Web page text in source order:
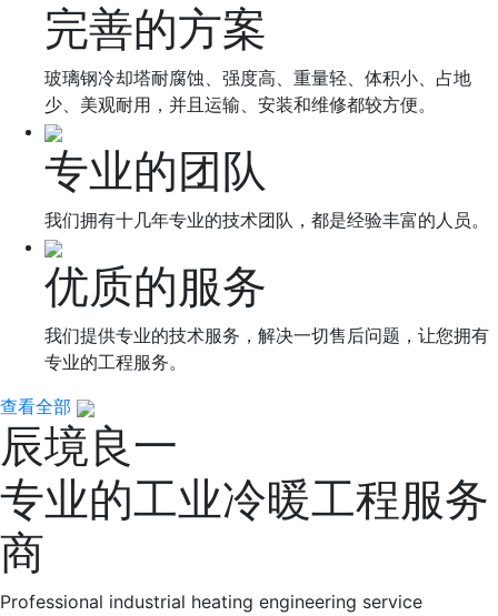
完善的方案
玻璃钢冷却塔耐腐蚀、强度高、重量轻、体积小、占地
少、美观耐用，并且运输、安装和维修都较方便。
专业的团队
我们拥有十几年专业的技术团队，都是经验丰富的人员。
优质的服务
我们提供专业的技术服务，解决一切售后问题，让您拥有
专业的工程服务。
查看全部
辰境良一
专业的工业冷暖工程服务
商
Professional industrial heating engineering service